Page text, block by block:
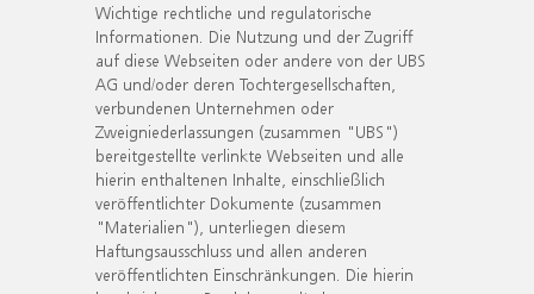
Wichtige rechtliche und regulatorische
Informationen. Die Nutzung und der Zugriff
auf diese Webseiten oder andere von der UBS
AG und/oder deren Tochtergesellschaften,
verbundenen Unternehmen oder
Zweigniederlassungen (zusammen "UBS")
bereitgestellte verlinkte Webseiten und alle
hierin enthaltenen Inhalte, einschließlich
veröffentlichter Dokumente (zusammen
"Materialien"), unterliegen diesem
Haftungsausschluss und allen anderen
veröffentlichten Einschränkungen. Die hierin